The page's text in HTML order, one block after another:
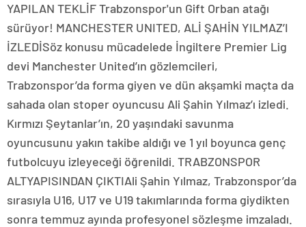
YAPILAN TEKLİF Trabzonspor'un Gift Orban atağı
sürüyor! MANCHESTER UNITED, ALİ ŞAHİN YILMAZ’I
İZLEDİSöz konusu mücadelede İngiltere Premier Lig
devi Manchester United’ın gözlemcileri,
Trabzonspor’da forma giyen ve dün akşamki maçta da
sahada olan stoper oyuncusu Ali Şahin Yılmaz’ı izledi.
Kırmızı Şeytanlar’ın, 20 yaşındaki savunma
oyuncusunu yakın takibe aldığı ve 1 yıl boyunca genç
futbolcuyu izleyeceği öğrenildi. TRABZONSPOR
ALTYAPISINDAN ÇIKTIAli Şahin Yılmaz, Trabzonspor’da
sırasıyla U16, U17 ve U19 takımlarında forma giydikten
sonra temmuz ayında profesyonel sözleşme imzaladı.